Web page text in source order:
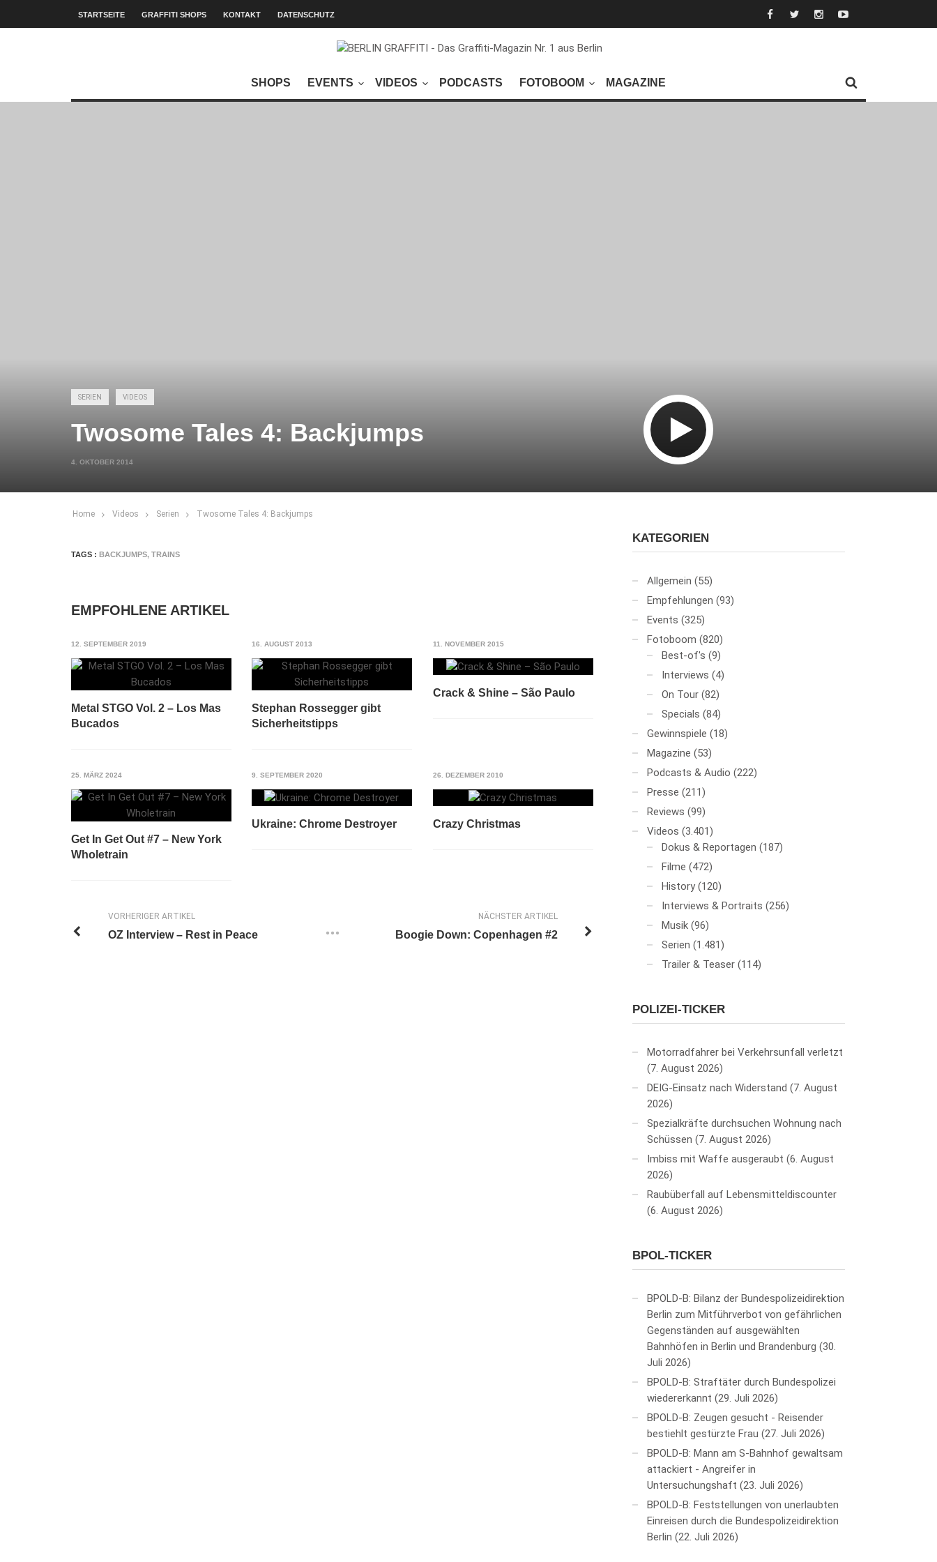
STARTSEITE GRAFFITI SHOPS KONTAKT DATENSCHUTZ
SHOPS EVENTS VIDEOS PODCASTS FOTOBOOM MAGAZINE
SERIEN VIDEOS
Twosome Tales 4: Backjumps
4. OKTOBER 2014
Home Videos Serien Twosome Tales 4: Backjumps
TAGS : BACKJUMPS, TRAINS
EMPFOHLENE ARTIKEL
12. SEPTEMBER 2019
Metal STGO Vol. 2 – Los Mas
Bucados
16. AUGUST 2013
Stephan Rossegger gibt
Sicherheitstipps
11. NOVEMBER 2015
Crack & Shine – São Paulo
25. MÄRZ 2024
Get In Get Out #7 – New York
Wholetrain
9. SEPTEMBER 2020
Ukraine: Chrome Destroyer
26. DEZEMBER 2010
Crazy Christmas
NÄCHSTER ARTIKEL
Boogie Down: Copenhagen #2
VORHERIGER ARTIKEL
OZ Interview – Rest in Peace
KATEGORIEN
Allgemein (55)
Empfehlungen (93)
Events (325)
Fotoboom (820)
Best-of's (9)
Interviews (4)
On Tour (82)
Specials (84)
Gewinnspiele (18)
Magazine (53)
Podcasts & Audio (222)
Presse (211)
Reviews (99)
Videos (3.401)
Dokus & Reportagen (187)
Filme (472)
History (120)
Interviews & Portraits (256)
Musik (96)
Serien (1.481)
Trailer & Teaser (114)
POLIZEI-TICKER
Motorradfahrer bei Verkehrsunfall verletzt
7. August 2026
DEIG-Einsatz nach Widerstand
7. August
2026
Spezialkräfte durchsuchen Wohnung nach
Schüssen
7. August 2026
Imbiss mit Waffe ausgeraubt 6. August
2026
Raubüberfall auf Lebensmitteldiscounter
6. August 2026
BPOL-TICKER
BPOLD-B: Bilanz der Bundespolizeidirektion
Berlin zum Mitführverbot von gefährlichen
Gegenständen auf ausgewählten
Bahnhöfen in Berlin und Brandenburg 30.
Juli 2026
BPOLD-B: Straftäter durch Bundespolizei
wiedererkannt 29. Juli 2026
BPOLD-B: Zeugen gesucht - Reisender
bestiehlt gestürzte Frau 27. Juli 2026
BPOLD-B: Mann am S-Bahnhof gewaltsam
attackiert - Angreifer in
Untersuchungshaft 23. Juli 2026
BPOLD-B: Feststellungen von unerlaubten
Einreisen durch die Bundespolizeidirektion
Berlin 22. Juli 2026